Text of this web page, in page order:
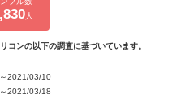
人
コンの以下の調査に基づいています。
2021/03/10
2021/03/18